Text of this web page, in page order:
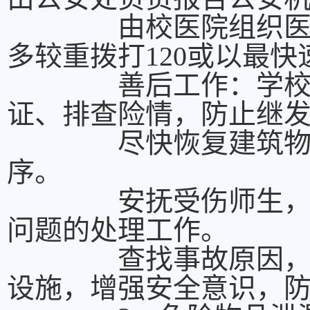
由校医院组织医护
多较重拨打120或以最
善后工作：学校组
证、排查险情，防止继
尽快恢复建筑物、
序。
安抚受伤师生，协
问题的处理工作。
查找事故原因，追
设施，增强安全意识，